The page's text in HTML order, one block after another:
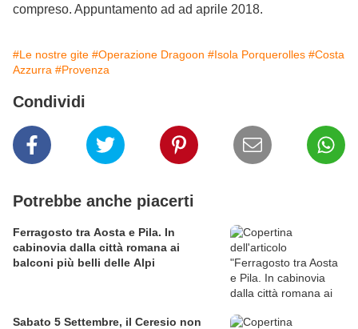
compreso. Appuntamento ad ad aprile 2018.
#Le nostre gite #Operazione Dragoon #Isola Porquerolles #Costa
Azzurra #Provenza
Condividi
Potrebbe anche piacerti
Ferragosto tra Aosta e Pila. In
cabinovia dalla città romana ai
balconi più belli delle Alpi
Sabato 5 Settembre, il Ceresio non